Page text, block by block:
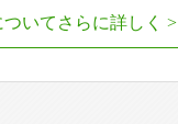
いてさらに詳しく